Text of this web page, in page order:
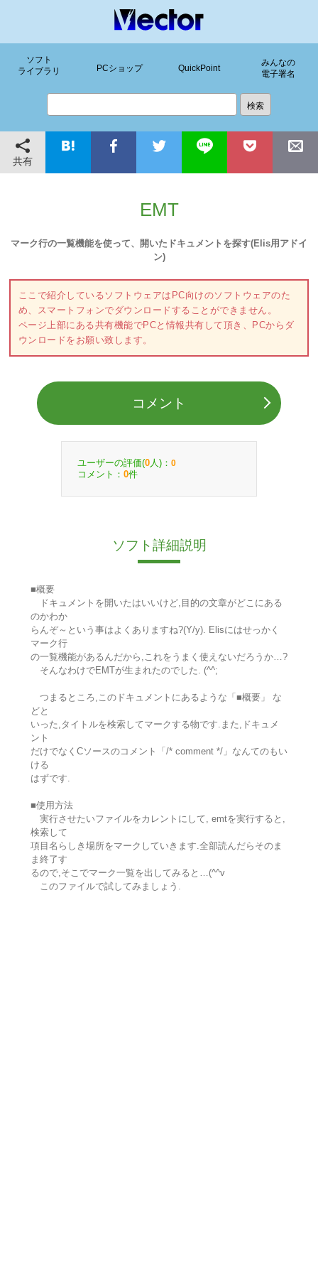
ソフト
ライブラリ
PCショップ QuickPoint
みんなの
電子署名
共有
EMT
マーク行の一覧機能を使って、開いたドキュメントを探す(Elis用アドイ
ン)
ここで紹介しているソフトウェアはPC向けのソフトウェアのた
め、スマートフォンでダウンロードすることができません。
ページ上部にある共有機能でPCと情報共有して頂き、PCからダ
ウンロードをお願い致します。
コメント
ユーザーの評価(0 人)： 0
コメント： 0件
ソフト詳細説明
■概要
ドキュメントを開いたはいいけど,目的の文章がどこにある
のかわか
らんぞ～という事はよくありますね?(Y/y). Elisにはせっかく
マーク行
の一覧機能があるんだから,これをうまく使えないだろうか…?
そんなわけでEMTが生まれたのでした. (^^;
つまるところ,このドキュメントにあるような「■概要」 な
どと
いった,タイトルを検索してマークする物です.また,ドキュメ
ント
だけでなくCソースのコメント「/* comment */」なんてのもい
ける
はずです.
■使用方法
実行させたいファイルをカレントにして, emtを実行すると,
検索して
項目名らしき場所をマークしていきます.全部読んだらそのま
ま終了す
るので,そこでマーク一覧を出してみると…(^^v
このファイルで試してみましょう.